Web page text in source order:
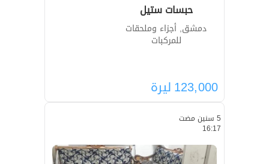
حبسات ستيل
دمشق, أجزاء وملحقات
للمركبات
123,000ليرة
5 سنين مضت
16:17